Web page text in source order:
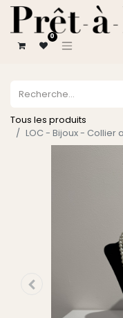
0
Tous les produits
LOC - Bijoux - Collier